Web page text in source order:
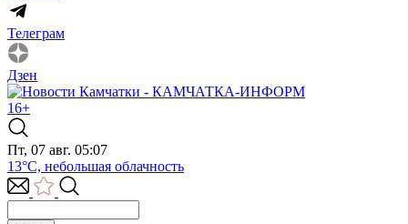
Телеграм
Дзен
16+
Пт, 07 авг. 05:07
13°C, небольшая облачность